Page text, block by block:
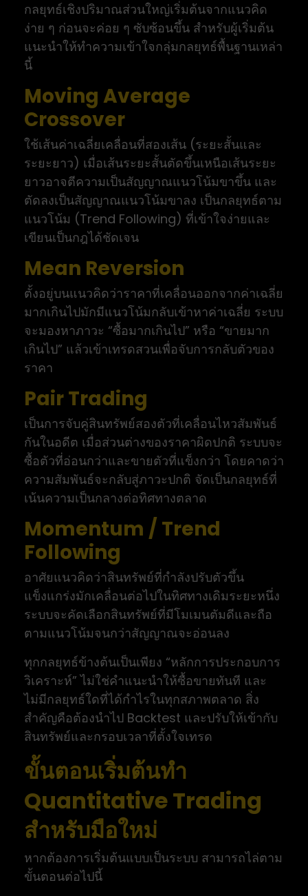
กลยุทธ์เชิงปริมาณส่วนใหญ่เริ่มต้นจากแนวคิด
ง่าย ๆ ก่อนจะค่อย ๆ ซับซ้อนขึ้น สำหรับผู้เริ่มต้น
แนะนำให้ทำความเข้าใจกลุ่มกลยุทธ์พื้นฐานเหล่า
นี้
Moving Average
Crossover
ใช้เส้นค่าเฉลี่ยเคลื่อนที่สองเส้น (ระยะสั้นและ
ระยะยาว) เมื่อเส้นระยะสั้นตัดขึ้นเหนือเส้นระยะ
ยาวอาจตีความเป็นสัญญาณแนวโน้มขาขึ้น และ
ตัดลงเป็นสัญญาณแนวโน้มขาลง เป็นกลยุทธ์ตาม
แนวโน้ม (Trend Following) ที่เข้าใจง่ายและ
เขียนเป็นกฎได้ชัดเจน
Mean Reversion
ตั้งอยู่บนแนวคิดว่าราคาที่เคลื่อนออกจากค่าเฉลี่ย
มากเกินไปมักมีแนวโน้มกลับเข้าหาค่าเฉลี่ย ระบบ
จะมองหาภาวะ “ซื้อมากเกินไป” หรือ “ขายมาก
เกินไป” แล้วเข้าเทรดสวนเพื่อจับการกลับตัวของ
ราคา
Pair Trading
เป็นการจับคู่สินทรัพย์สองตัวที่เคลื่อนไหวสัมพันธ์
กันในอดีต เมื่อส่วนต่างของราคาผิดปกติ ระบบจะ
ซื้อตัวที่อ่อนกว่าและขายตัวที่แข็งกว่า โดยคาดว่า
ความสัมพันธ์จะกลับสู่ภาวะปกติ จัดเป็นกลยุทธ์ที่
เน้นความเป็นกลางต่อทิศทางตลาด
Momentum / Trend
Following
อาศัยแนวคิดว่าสินทรัพย์ที่กำลังปรับตัวขึ้น
แข็งแกร่งมักเคลื่อนต่อไปในทิศทางเดิมระยะหนึ่ง
ระบบจะคัดเลือกสินทรัพย์ที่มีโมเมนตัมดีและถือ
ตามแนวโน้มจนกว่าสัญญาณจะอ่อนลง
ทุกกลยุทธ์ข้างต้นเป็นเพียง “หลักการประกอบการ
วิเคราะห์” ไม่ใช่คำแนะนำให้ซื้อขายทันที และ
ไม่มีกลยุทธ์ใดที่ได้กำไรในทุกสภาพตลาด สิ่ง
สำคัญคือต้องนำไป Backtest และปรับให้เข้ากับ
สินทรัพย์และกรอบเวลาที่ตั้งใจเทรด
ขั้นตอนเริ่มต้นทำ
Quantitative Trading
สำหรับมือใหม่
หากต้องการเริ่มต้นแบบเป็นระบบ สามารถไล่ตาม
ขั้นตอนต่อไปนี้